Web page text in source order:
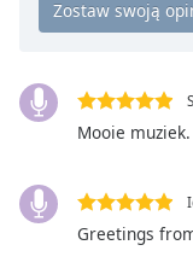
Text
Background
Mooie
Greetings